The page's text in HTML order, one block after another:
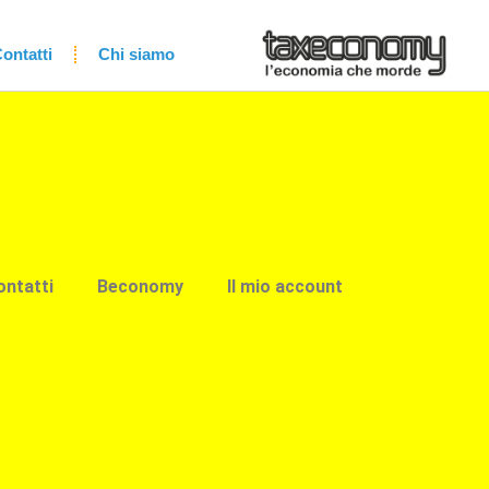
Chi siamo
Beconomy Il mio account